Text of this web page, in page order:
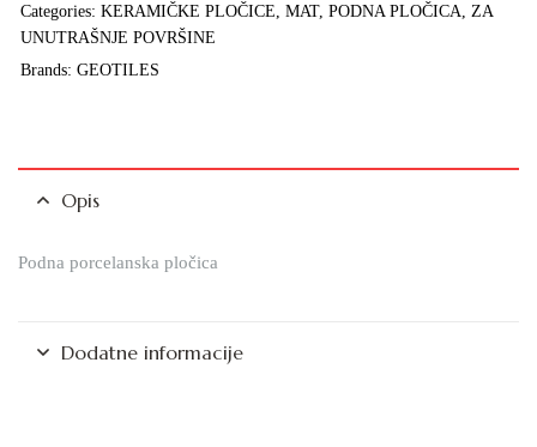
Categories: KERAMIČKE PLOČICE MAT, PODNA PLOČICA
ZA
UNUTRAŠNJE POVRŠINE
Brands: GEOTILES
Opis
Podna porcelanska pločica
Dodatne informacije